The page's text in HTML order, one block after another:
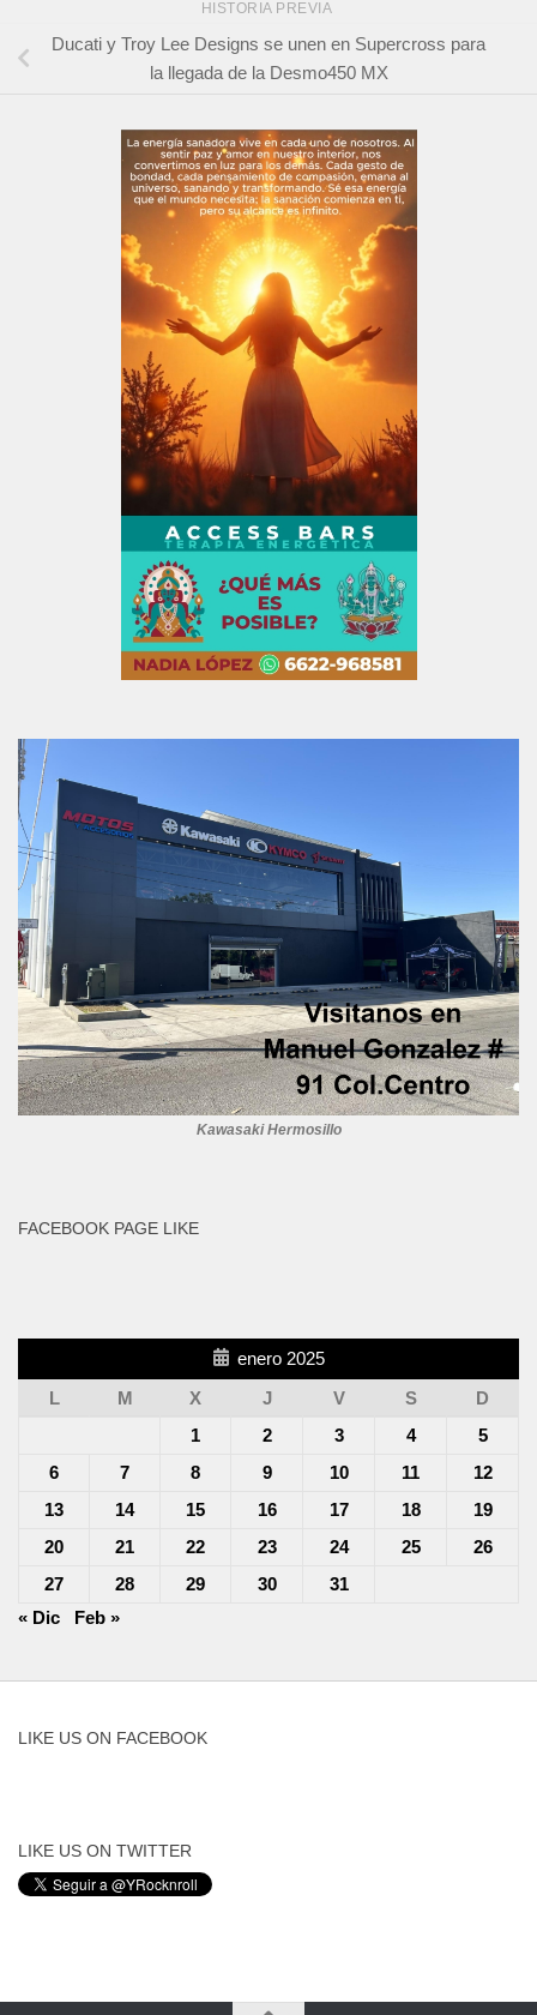
HISTORIA PREVIA
Ducati y Troy Lee Designs se unen en Supercross para
la llegada de la Desmo450 MX
Kawasaki Hermosillo
FACEBOOK PAGE LIKE
enero 2025
L
M X J V S
D
1
2 3 4
5
6
7 8 9 10 11
12
13
14 15 16 17 18
19
20
21 22 23 24 25
26
27
28 29 30
31
« Dic
Feb »
LIKE US ON FACEBOOK
LIKE US ON TWITTER